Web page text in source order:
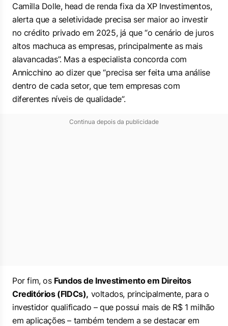
Camilla Dolle, head de renda fixa da XP Investimentos,
alerta que a seletividade precisa ser maior ao investir
no crédito privado em 2025, já que “o cenário de juros
altos machuca as empresas, principalmente as mais
alavancadas”. Mas a especialista concorda com
Annicchino ao dizer que “precisa ser feita uma análise
dentro de cada setor, que tem empresas com
diferentes níveis de qualidade”.
Continua depois da publicidade
Por fim, os Fundos de Investimento em Direitos
Creditórios (FIDCs), voltados, principalmente, para o
investidor qualificado – que possui mais de R$ 1 milhão
em aplicações – também tendem a se destacar em